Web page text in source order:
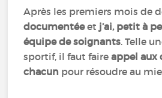
Après les premiers mois de
documentéeet j’ai, petit à
équipe de soignants. Telle
sportif, il faut faireappel aux
chacun pour résoudre au